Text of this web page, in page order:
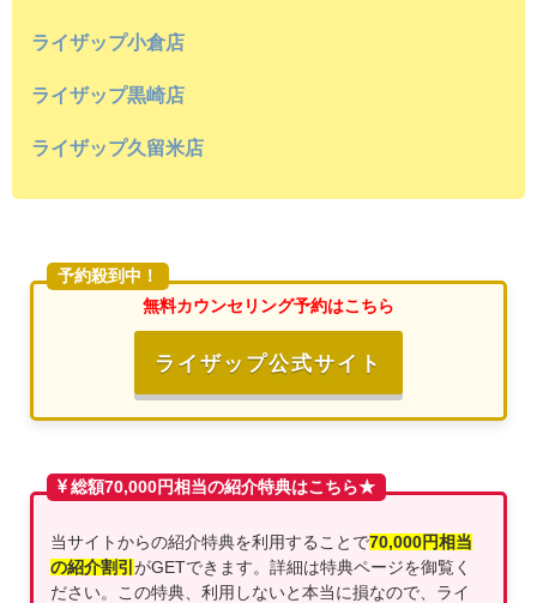
ライザップ小倉店
ライザップ黒崎店
ライザップ久留米店
予約殺到中！
無料カウンセリング予約はこちら
ライザップ公式サイト
総額70,000円相当の紹介特典はこちら★
当サイトからの紹介特典を利用することで70,000円相当
の紹介割引がGETできます。詳細は特典ページを御覧く
ださい。この特典、利用しないと本当に損なので、ライ